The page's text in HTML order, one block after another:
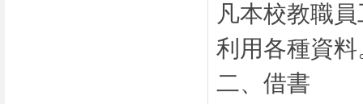
凡本校教職
利用各種資料
二、借書